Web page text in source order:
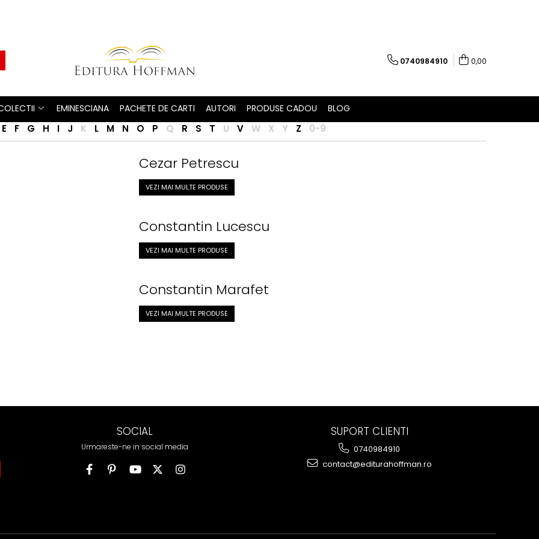
0740984910 0,00
EMINESCIANA PACHETE DE CARTI AUTORI PRODUSE CADOU BLOG
E F G H I J K L M N O P Q R S T U V W X Y Z 0-9
Cezar Petrescu
VEZI MAI MULTE PRODUSE
Constantin Lucescu
VEZI MAI MULTE PRODUSE
Constantin Marafet
VEZI MAI MULTE PRODUSE
SOCIAL
Urmareste-ne in social media
SUPORT CLIENTI
0740984910
contact@editurahoffman.ro